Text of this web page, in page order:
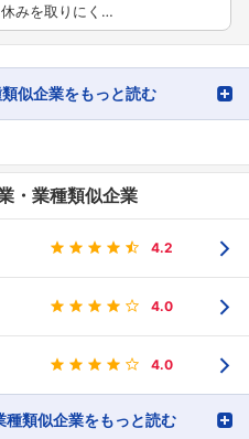
みを取りにく…
似企業をもっと読む
・業種類似企業
4.2
4.0
4.0
種類似企業をもっと読む